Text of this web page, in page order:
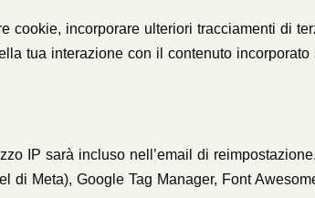
cookie, incorporare ulteriori tracciamenti di
tua interazione con il contenuto
IP sarà incluso nell’email di
di Meta), Google Tag Manager, Font